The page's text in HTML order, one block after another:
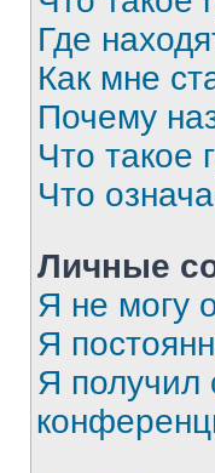
Где
Как мне
Почему
Что такое
Что
Личные
Я не могу
Я
Я получил